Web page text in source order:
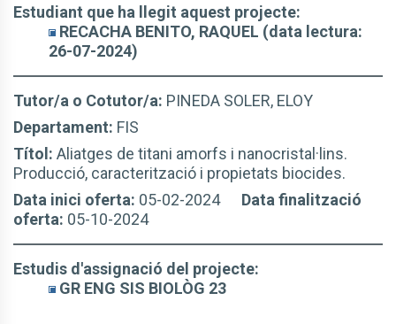
Estudiant que ha llegit aquest projecte:
RECACHA BENITO, RAQUEL (data lectura:
26-07-2024)
Tutor/a o Cotutor/a: PINEDA SOLER, ELOY
Departament: FIS
Títol: Aliatges de titani amorfs i nanocristal·lins.
Producció, caracterització i propietats biocides.
Data inici oferta: 05-02-2024 Data finalització
oferta: 05-10-2024
Estudis d'assignació del projecte:
GR ENG SIS BIOLÒG 23